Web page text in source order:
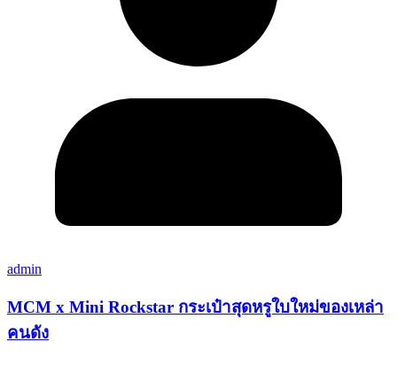
admin
MCM x Mini Rockstar กระเป๋าสุดหรูใบใหม่ของเหล่า
คนดัง